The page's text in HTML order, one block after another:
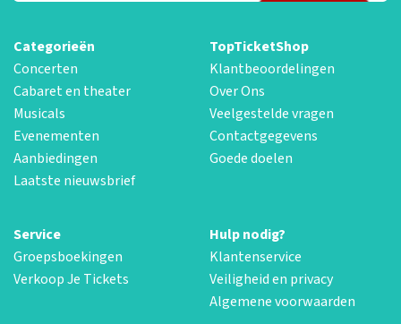
Categorieën
Concerten
Cabaret en theater
Musicals
Evenementen
Aanbiedingen
Laatste nieuwsbrief
TopTicketShop
Klantbeoordelingen
Over Ons
Veelgestelde vragen
Contactgegevens
Goede doelen
Service
Groepsboekingen
Verkoop Je Tickets
Hulp nodig?
Klantenservice
Veiligheid en privacy
Algemene voorwaarden